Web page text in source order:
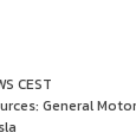
CEST
General